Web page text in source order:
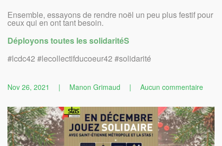
Ensemble, essayons de rendre noël un peu plus festif pour
ceux qui en ont tant besoin.
Déployons toutes les solidaritéS
#lcdc42 #lecollectifducoeur42 #solidarité
Nov 26, 2021 | Manon Grimaud | Aucun commentairesur
avec
notre
la